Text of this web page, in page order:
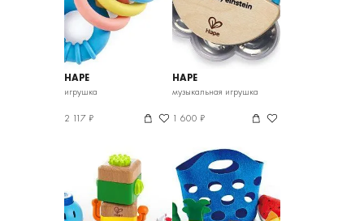
HAPE
игрушка
2 117 ₽
HAPE
музыкальная игрушка
1 600 ₽